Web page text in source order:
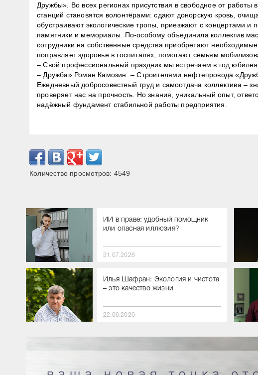
Дружбы». Во всех регионах присутствия в свободное от
станций становятся волонтёрами: сдают донорскую кровь,
обустраивают экологические тропы, приезжают с концертами
памятники и мемориалы. По-особому объединила коллектив
сотрудники на собственные средства приобретают
поправляет здоровье в госпиталях, помогают семьям
– Свой профессиональный праздник мы встречаем в год
– Дружба» Роман Камозин. – Строителями нефтепровода
Ежедневный добросовестный труд и самоотдача коллектива –
проверяет нас на прочность. Но знания, уникальный опыт,
надёжный фундамент стабильной работы предприятия.
Количество просмотров: 4549
ИИ в праве: удобный помощник
или опасная иллюзия?
31.07.2026
Илья Шафран: Экология и чистота
– это качество жизни
22.06.2026